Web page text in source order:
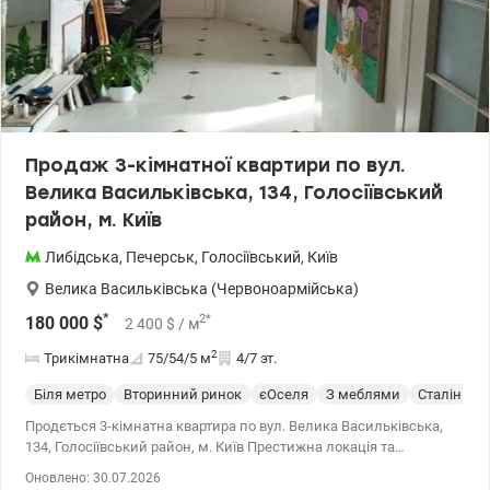
Продаж 3-кімнатної квартири по вул.
Велика Васильківська, 134, Голосіївський
район, м. Київ
Либідська, Печерськ, Голосіївський, Київ
Велика Васильківська (Червоноармійська)
180 000 $* 2 400 $ / м2*
Трикімнатна 75/54/5 м2 4/7 эт.
Біля метро Вторинний ринок єОселя З меблями
Сталінка
Продється 3-кімнатна квартира по вул. Велика Васильківська,
134, Голосіївський район, м. Київ Престижна локація та
Оновлено: 30.07.2026